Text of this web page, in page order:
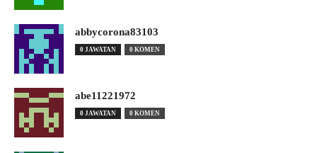
abbycorona83103
0 JAWATAN 0 KOMEN
abe11221972
0 JAWATAN 0 KOMEN